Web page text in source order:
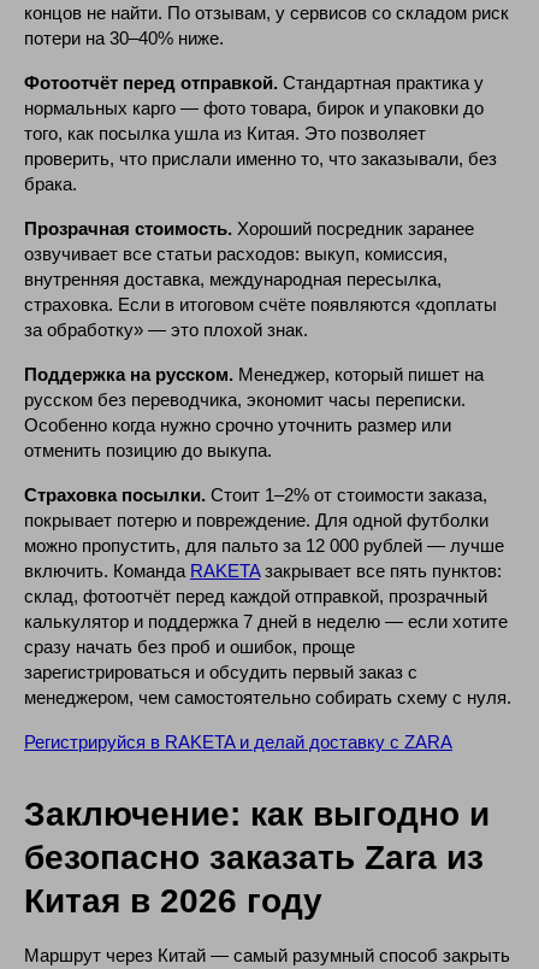
концов не найти. По отзывам, у сервисов со складом риск
потери на 30–40% ниже.
Фотоотчёт перед отправкой. Стандартная практика у
нормальных карго — фото товара, бирок и упаковки до
того, как посылка ушла из Китая. Это позволяет
проверить, что прислали именно то, что заказывали, без
брака.
Прозрачная стоимость. Хороший посредник заранее
озвучивает все статьи расходов: выкуп, комиссия,
внутренняя доставка, международная пересылка,
страховка. Если в итоговом счёте появляются «доплаты
за обработку» — это плохой знак.
Поддержка на русском. Менеджер, который пишет на
русском без переводчика, экономит часы переписки.
Особенно когда нужно срочно уточнить размер или
отменить позицию до выкупа.
Страховка посылки. Стоит 1–2% от стоимости заказа,
покрывает потерю и повреждение. Для одной футболки
можно пропустить, для пальто за 12 000 рублей — лучше
включить. Команда RAKETAзакрывает все пять пунктов:
склад, фотоотчёт перед каждой отправкой, прозрачный
калькулятор и поддержка 7 дней в неделю — если хотите
сразу начать без проб и ошибок, проще
зарегистрироваться и обсудить первый заказ с
менеджером, чем самостоятельно собирать схему с нуля.
Регистрируйся в RAKETA и делай доставку с ZARA
Заключение: как выгодно и
безопасно заказать Zara из
Китая в 2026 году
Маршрут через Китай — самый разумный способ закрыть
Оформляй доставку
Служба поддержки
График работы (по Мск)
Ежедневно
04:00 - 21:00
Email:hello@raketacn.ru
TG:@raketacn_support_bot
О компании
Услуги
Гайды
Журнал
Магазины
База знаний
Партнерская программа
RAKETA Школа
Вход в личный кабинет